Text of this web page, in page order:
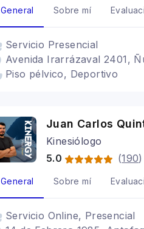
General Sobre mí
Servicio Presencial
Avenida Irarrázaval 2401,
Piso pélvico, Deportivo
Juan Carlos
Kinesiólogo
5.0
(190)
General Sobre mí
Servicio Online, Presencial